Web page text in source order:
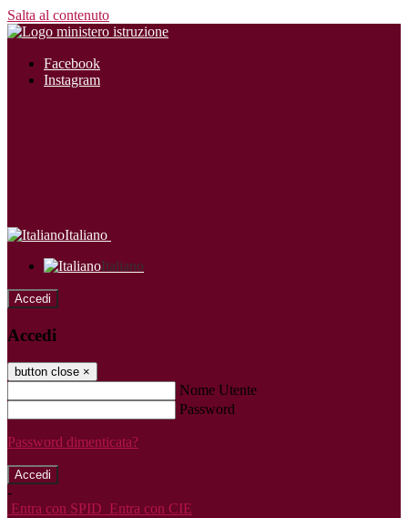
Salta al contenuto
Facebook
Instagram
Italiano
Italiano
Accedi
Accedi
button close ×
Nome Utente
Password
Password dimenticata?
-
Entra con SPID Entra con CIE